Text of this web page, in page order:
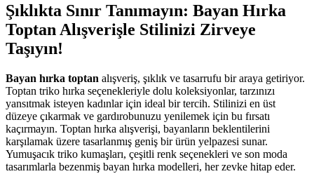
Şıklıkta Sınır Tanımayın: Bayan Hırka
Toptan Alışverişle Stilinizi Zirveye
Taşıyın!
Bayan hırka toptan alışveriş, şıklık ve tasarrufu bir araya getiriyor.
Toptan triko hırka seçenekleriyle dolu koleksiyonlar, tarzınızı
yansıtmak isteyen kadınlar için ideal bir tercih. Stilinizi en üst
düzeye çıkarmak ve gardırobunuzu yenilemek için bu fırsatı
kaçırmayın. Toptan hırka alışverişi, bayanların beklentilerini
karşılamak üzere tasarlanmış geniş bir ürün yelpazesi sunar.
Yumuşacık triko kumaşları, çeşitli renk seçenekleri ve son moda
tasarımlarla bezenmiş bayan hırka modelleri, her zevke hitap eder.